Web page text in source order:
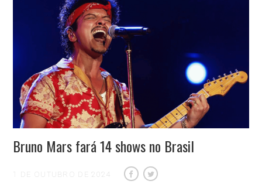
Bruno Mars fará 14 shows no Brasil
1 DE OUTUBRO DE 2024